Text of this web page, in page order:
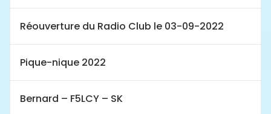
Réouverture du Radio Club le 03-09-2022
Pique-nique 2022
Bernard – F5LCY – SK